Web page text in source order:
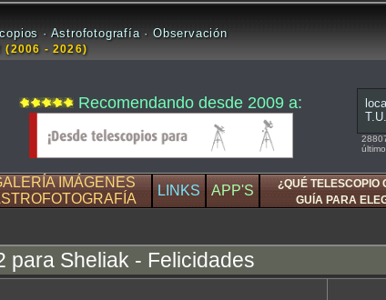
· Astrofotografía · Observación
(2006 - 2026)
Recomendando desde 2009 a:
IMÁGENES
LINKS APP'S
¿QUÉ TELESCOPIO
GUÍA PARA
para Sheliak - Felicidades